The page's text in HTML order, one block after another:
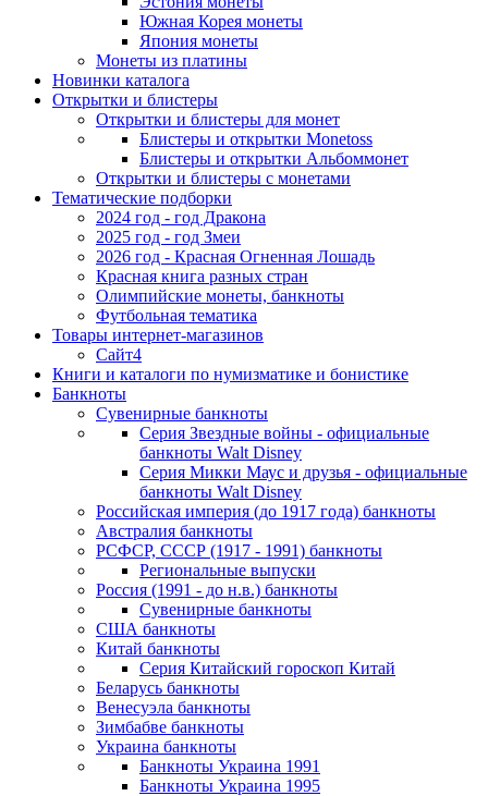
Южная Корея монеты
Япония монеты
Монеты из платины
Новинки каталога
Открытки и блистеры
Открытки и блистеры для монет
Блистеры и открытки Monetoss
Блистеры и открытки Альбоммонет
Открытки и блистеры с монетами
Тематические подборки
2024 год - год Дракона
2025 год - год Змеи
2026 год - Красная Огненная Лошадь
Красная книга разных стран
Олимпийские монеты, банкноты
Футбольная тематика
Товары интернет-магазинов
Сайт4
Книги и каталоги по нумизматике и бонистике
Банкноты
Сувенирные банкноты
Серия Звездные войны - официальные
банкноты Walt Disney
Серия Микки Маус и друзья - официальные
банкноты Walt Disney
Российская империя (до 1917 года) банкноты
Австралия банкноты
РСФСР, СССР (1917 - 1991) банкноты
Региональные выпуски
Россия (1991 - до н.в.) банкноты
Сувенирные банкноты
США банкноты
Китай банкноты
Серия Китайский гороскоп Китай
Беларусь банкноты
Венесуэла банкноты
Зимбабве банкноты
Украина банкноты
Банкноты Украина 1991
Банкноты Украина 1995